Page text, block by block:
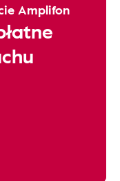
Amplifon